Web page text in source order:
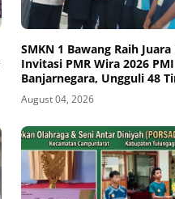
SMKN 1 Bawang Raih Juara
Invitasi PMR Wira 2026 PMI
Banjarnegara, Ungguli 48
August 04, 2026